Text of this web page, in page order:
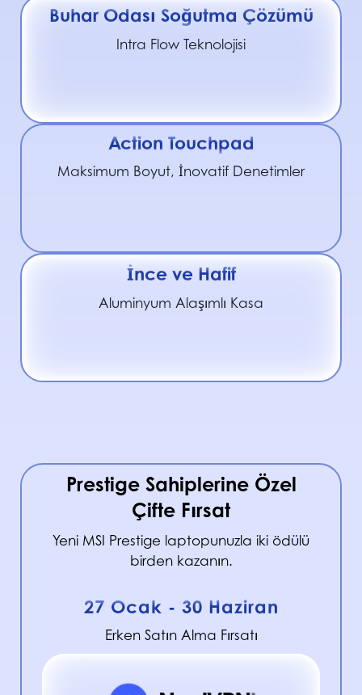
Buhar Odası Soğutma Çözümü
Intra Flow Teknolojisi
Action Touchpad
Maksimum Boyut, İnovatif Denetimler
İnce ve Hafif
Aluminyum Alaşımlı Kasa
Prestige Sahiplerine Özel
Çifte Fırsat
Yeni MSI Prestige laptopunuzla iki ödülü
birden kazanın.
27 Ocak - 30 Haziran
Erken Satın Alma Fırsatı